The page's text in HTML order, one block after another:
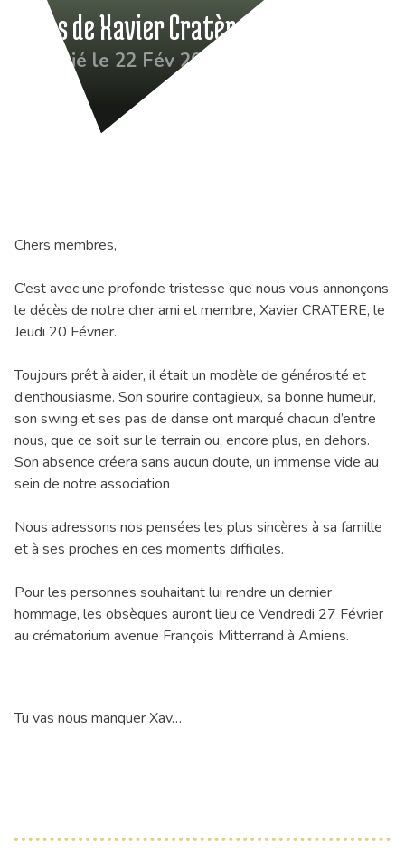
Décès de Xavier Cratère
Publié le 22 Fév 2025
Chers membres,
C’est avec une profonde tristesse que nous vous annonçons
le décès de notre cher ami et membre, Xavier CRATERE, le
Jeudi 20 Février.
Toujours prêt à aider, il était un modèle de générosité et
d’enthousiasme. Son sourire contagieux, sa bonne humeur,
son swing et ses pas de danse ont marqué chacun d’entre
nous, que ce soit sur le terrain ou, encore plus, en dehors.
Son absence créera sans aucun doute, un immense vide au
sein de notre association
Nous adressons nos pensées les plus sincères à sa famille
et à ses proches en ces moments difficiles.
Pour les personnes souhaitant lui rendre un dernier
hommage, les obsèques auront lieu ce Vendredi 27 Février
au crématorium avenue François Mitterrand à Amiens.
Tu vas nous manquer Xav…